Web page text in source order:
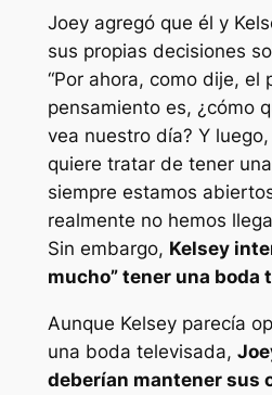
Joey agregó que él y
sus propias decisiones
“Por ahora, como dije, el
pensamiento es, ¿cómo
vea nuestro día? Y
quiere tratar de tener
siempre estamos
realmente no hemos
Sin embargo, Kelsey
mucho”tener una boda
Aunque Kelsey parecía
una boda televisada,
deberían mantener sus